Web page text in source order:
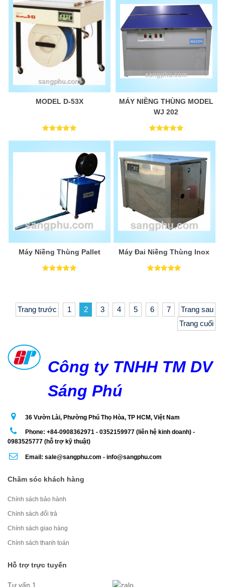
MODEL D-53X
MÁY NIỀNG THÙNG MODEL
WJ 202
Máy Niềng Thùng Pallet Máy Đai Niềng Thùng Inox
Trang trước 1 2 3 4 5 6 7
Trang sau
Trang cuối
Công ty TNHH TM DV
Sáng Phú
36 Vườn Lài, Phường Phú Thọ Hòa, TP HCM, Việt Nam
Phone: +84-0908362971 - 0352159977 (liên hệ kinh doanh) -
0983525777 (hỗ trợ kỹ thuật)
Email: sale@sangphu.com - info@sangphu.com
Chăm sóc khách hàng
Chính sách bảo hành
Chính sách đổi trả
Chính sách giao hàng
Chính sách thanh toán
Hỗ trợ trực tuyến
Tư vấn 1